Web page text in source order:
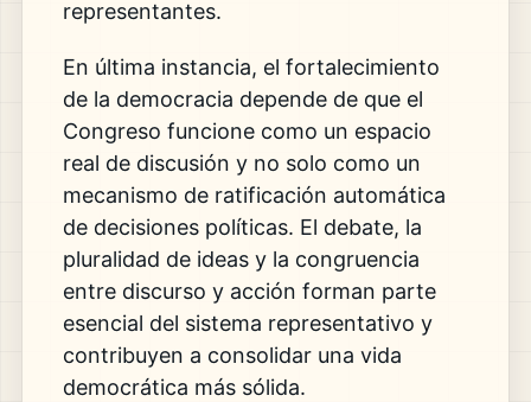
representantes.
En última instancia, el fortalecimiento
de la democracia depende de que el
Congreso funcione como un espacio
real de discusión y no solo como un
mecanismo de ratificación automática
de decisiones políticas. El debate, la
pluralidad de ideas y la congruencia
entre discurso y acción forman parte
esencial del sistema representativo y
contribuyen a consolidar una vida
democrática más sólida.